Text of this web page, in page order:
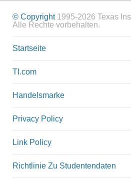
© Copyright1995-2026 Texas
Alle Rechte vorbehalten.
Startseite
TI.com
Handelsmarke
Privacy Policy
Link Policy
Richtlinie Zu Studentendaten